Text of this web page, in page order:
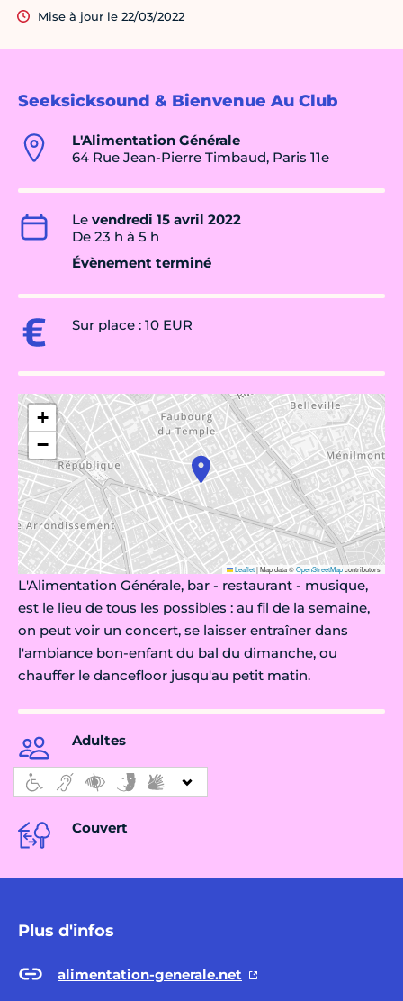
Seeksicksound & Bienvenue Au Club
L'Alimentation Générale
64 Rue Jean-Pierre Timbaud, Paris 11e
Le vendredi 15 avril 2022
De 23 h à 5 h
Évènement terminé
Sur place : 10 EUR
+
−
Leaflet|Map data ©OpenStreetMapcontributors
L'Alimentation Générale, bar - restaurant - musique,
est le lieu de tous les possibles : au fil de la semaine,
on peut voir un concert, se laisser entraîner dans
l'ambiance bon-enfant du bal du dimanche, ou
chauffer le dancefloor jusqu'au petit matin.
Adultes
Couvert
Plus d'infos
alimentation-generale.net
Mise à jour le 22/03/2022